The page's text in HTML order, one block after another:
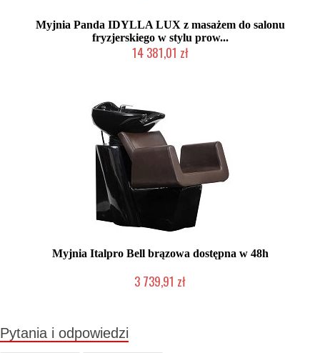
Myjnia Panda IDYLLA LUX z masażem do salonu
fryzjerskiego w stylu prow...
14 381,01 zł
Myjnia Italpro Bell brązowa dostępna w 48h
3 739,91 zł
Pytania i odpowiedzi